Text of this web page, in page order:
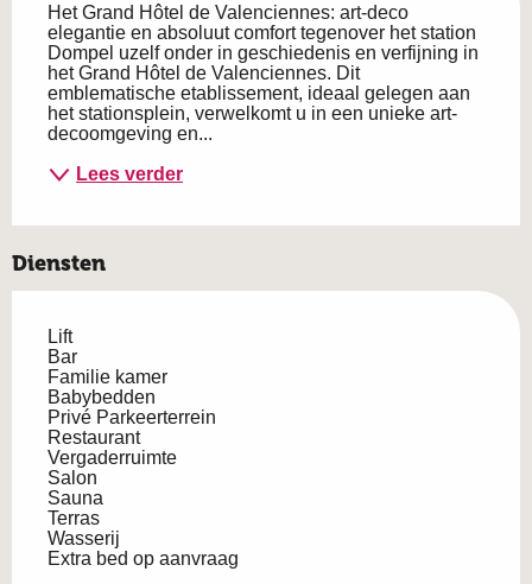
Het Grand Hôtel de Valenciennes: art-deco
elegantie en absoluut comfort tegenover het station
Dompel uzelf onder in geschiedenis en verfijning in
het Grand Hôtel de Valenciennes. Dit
emblematische etablissement, ideaal gelegen aan
het stationsplein, verwelkomt u in een unieke art-
decoomgeving en...
Lees verder
Diensten
Lift
Bar
Familie kamer
Babybedden
Privé Parkeerterrein
Restaurant
Vergaderruimte
Salon
Sauna
Terras
Wasserij
Extra bed op aanvraag